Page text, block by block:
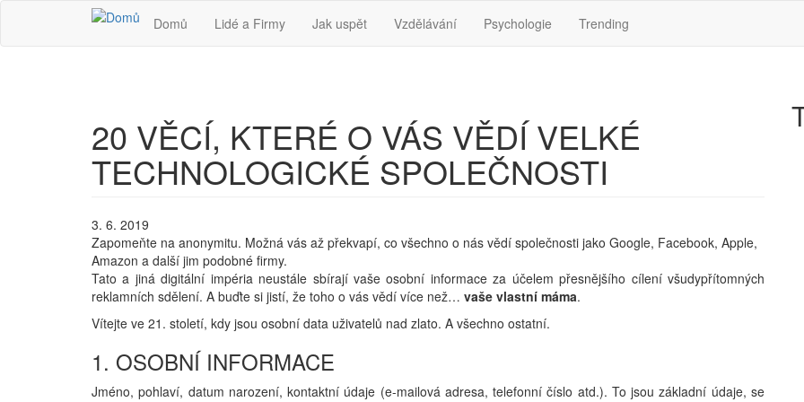
Přejít k hlavnímu obsahu
Domů
Lidé a Firmy Jak uspět Vzdělávání Psychologie Trending
20 VĚCÍ, KTERÉ O VÁS VĚDÍ VELKÉ
TECHNOLOGICKÉ SPOLEČNOSTI
3. 6. 2019
Zapomeňte na anonymitu. Možná vás až překvapí, co všechno o nás vědí společnosti jako Google, Facebook, Apple,
Amazon a další jim podobné firmy.
Tato a jiná digitální impéria neustále sbírají vaše osobní informace za účelem přesnějšího cílení všudypřítomných
reklamních sdělení. A buďte si jistí, že toho o vás vědí více než… vaše vlastní máma.
Vítejte ve 21. století, kdy jsou osobní data uživatelů nad zlato. A všechno ostatní.
1. OSOBNÍ INFORMACE
Jméno, pohlaví, datum narození, kontaktní údaje (e-mailová adresa, telefonní číslo atd.). To jsou základní údaje, se